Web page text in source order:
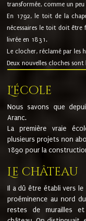
transformée, comme un
En 1792, le toit de la
nécessaires le toit doit être
livrée en 1831.
Le clocher, réclamé par les
Deux nouvelles cloches sont
L'école
Nous savons que
Aranc.
La première vraie
plusieurs projets non
1890 pour la
Le château
Il a dû être établi vers le
proéminence au nord
restes de murailles